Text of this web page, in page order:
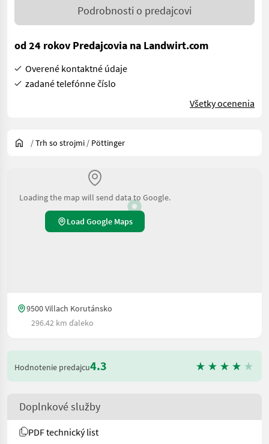
Podrobnosti o predajcovi
od 24 rokov Predajcovia na Landwirt.com
Overené kontaktné údaje
zadané telefónne číslo
Všetky ocenenia
/Trh so strojmi / Pöttinger
Loading the map will send data to Google.
Load Google Maps
9500 Villach Korutánsko
296.42 km ďaleko
Hodnotenie predajcu4.3
Doplnkové služby
PDF technický list